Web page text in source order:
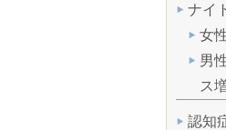
ナイ
女
男
ス
認知